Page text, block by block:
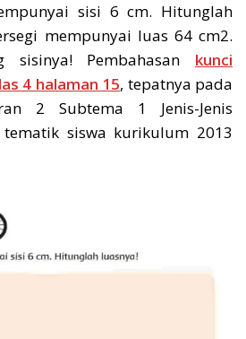
sisi 6 cm. Hitunglah
mempunyai luas 64 cm2.
sisinya! Pembahasan kunci
4 halaman 15, tepatnya pada
2 Subtema 1 Jenis-Jenis
siswa kurikulum 2013